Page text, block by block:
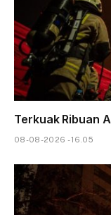
Terkuak Ribuan
08-08-2026 - 16.05